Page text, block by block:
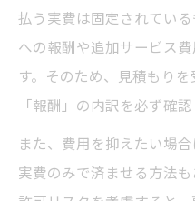
払う実費は固定されてい
への報酬や追加サービス
す。そのため、見積もり
「報酬」の内訳を必ず確認
また、費用を抑えたい場
実費のみで済ませる方法